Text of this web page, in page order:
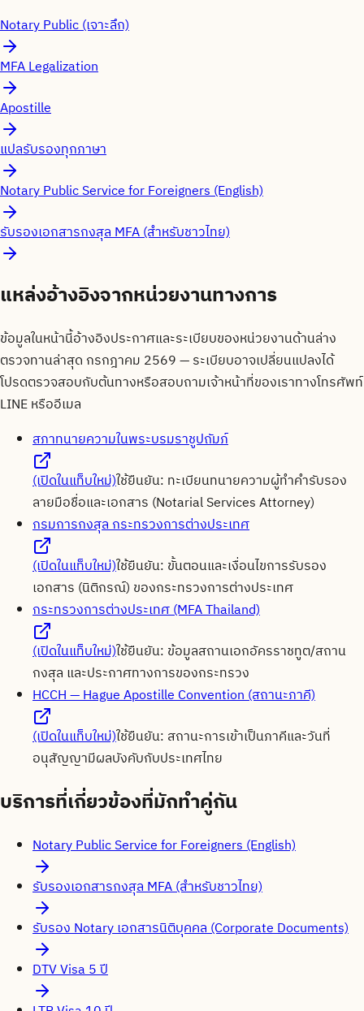
Notary Public (เจาะลึก)
MFA Legalization
Apostille
แปลรับรองทุกภาษา
Notary Public Service for Foreigners (English)
รับรองเอกสารกงสุล MFA (สำหรับชาวไทย)
แหล่งอ้างอิงจากหน่วยงานทางการ
ข้อมูลในหน้านี้อ้างอิงประกาศและระเบียบของหน่วยงานด้านล่าง
ตรวจทานล่าสุด กรกฎาคม 2569— ระเบียบอาจเปลี่ยนแปลงได้
โปรดตรวจสอบกับต้นทางหรือสอบถามเจ้าหน้าที่ของเราทางโทรศัพท์
LINE หรืออีเมล
สภาทนายความในพระบรมราชูปถัมภ์
(เปิดในแท็บใหม่)ใช้ยืนยัน: ทะเบียนทนายความผู้ทำคำรับรอง
ลายมือชื่อและเอกสาร (Notarial Services Attorney)
กรมการกงสุล กระทรวงการต่างประเทศ
(เปิดในแท็บใหม่)ใช้ยืนยัน: ขั้นตอนและเงื่อนไขการรับรอง
เอกสาร (นิติกรณ์) ของกระทรวงการต่างประเทศ
กระทรวงการต่างประเทศ (MFA Thailand)
(เปิดในแท็บใหม่)ใช้ยืนยัน: ข้อมูลสถานเอกอัครราชทูต/สถาน
กงสุล และประกาศทางการของกระทรวง
HCCH — Hague Apostille Convention (สถานะภาคี)
(เปิดในแท็บใหม่)ใช้ยืนยัน: สถานะการเข้าเป็นภาคีและวันที่
อนุสัญญามีผลบังคับกับประเทศไทย
บริการที่เกี่ยวข้องที่มักทำคู่กัน
Notary Public Service for Foreigners (English)
รับรองเอกสารกงสุล MFA (สำหรับชาวไทย)
รับรอง Notary เอกสารนิติบุคคล (Corporate Documents)
DTV Visa 5 ปี